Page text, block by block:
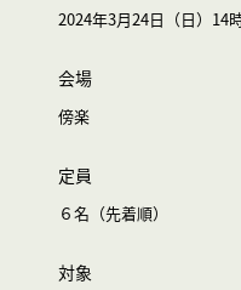
2024年3月24日（日）14
会場
傍楽
定員
６名（先着順）
対象